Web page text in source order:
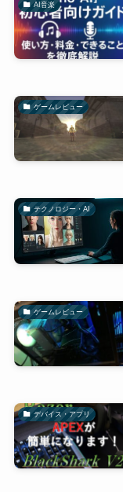
AI音楽
ゲームレビュー
テクノロジー・AI
ゲームレビュー
デバイス・アプリ